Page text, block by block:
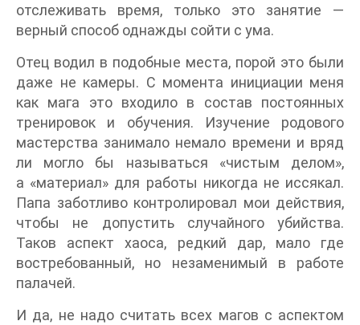
отслеживать время, только это занятие —
верный способ однажды сойти с ума.
Отец водил в подобные места, порой это были
даже не камеры. С момента инициации меня
как мага это входило в состав постоянных
тренировок и обучения. Изучение родового
мастерства занимало немало времени и вряд
ли могло бы называться «чистым делом»,
а «материал» для работы никогда не иссякал.
Папа заботливо контролировал мои действия,
чтобы не допустить случайного убийства.
Таков аспект хаоса, редкий дар, мало где
востребованный, но незаменимый в работе
палачей.
И да, не надо считать всех магов с аспектом